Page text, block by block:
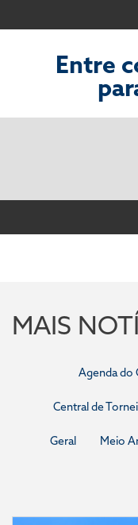
Entre
MAIS
Agenda do
Central de
Geral Meio